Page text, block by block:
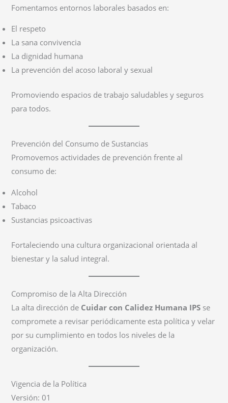
Fomentamos entornos laborales basados en:
El respeto
La sana convivencia
La dignidad humana
La prevención del acoso laboral y sexual
Promoviendo espacios de trabajo saludables y seguros
para todos.
Prevención del Consumo de Sustancias
Promovemos actividades de prevención frente al
consumo de:
Alcohol
Tabaco
Sustancias psicoactivas
Fortaleciendo una cultura organizacional orientada al
bienestar y la salud integral.
Compromiso de la Alta Dirección
La alta dirección de Cuidar con Calidez Humana IPS se
compromete a revisar periódicamente esta política y velar
por su cumplimiento en todos los niveles de la
organización.
Vigencia de la Política
Versión: 01